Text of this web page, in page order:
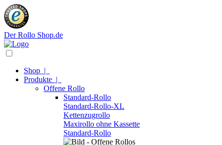
Der Rollo Shop.de
Shop |
Produkte |
Offene Rollo
Standard-Rollo
Standard-Rollo-XL
Kettenzugrollo
Maxirollo ohne Kassette
Standard-Rollo